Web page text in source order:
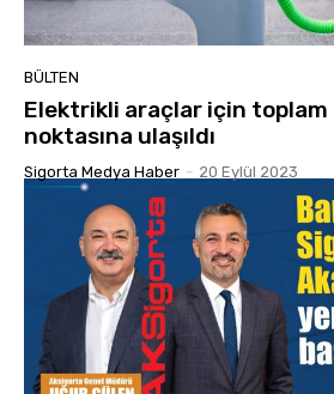
BÜLTEN
Elektrikli araçlar için toplam
noktasına ulaşıldı
Sigorta Medya Haber - 20 Eylül 2023